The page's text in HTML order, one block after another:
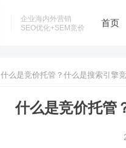
企业海内外营销
SEO优化+SEM竞价
首页
什么是竞价托管？什么是搜索引擎
什么是竞价托管